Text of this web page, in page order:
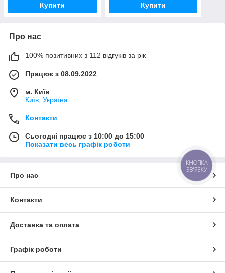
Купити Купити
Про нас
100% позитивних з 112 відгуків за рік
Працює з 08.09.2022
м. Київ
Київ, Україна
Контакти
Сьогодні працює з 10:00 до 15:00
Показати весь графік роботи
Про нас
Контакти
Доставка та оплата
Графік роботи
КНОПКА
ЗВ'ЯЗКУ